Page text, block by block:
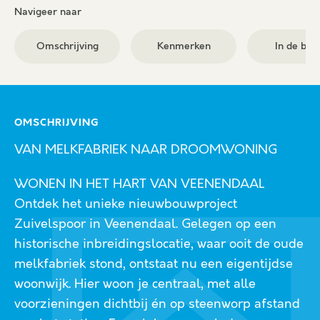
Navigeer naar
Omschrijving Kenmerken In de
OMSCHRIJVING
VAN MELKFABRIEK NAAR DROOMWONING
WONEN IN HET HART VAN VEENENDAAL
Ontdek het unieke nieuwbouwproject
Zuivelspoor in Veenendaal. Gelegen op een
historische inbreidingslocatie, waar ooit de oude
melkfabriek stond, ontstaat nu een eigentijdse
woonwijk. Hier woon je centraal, met alle
voorzieningen dichtbij én op steenworp afstand